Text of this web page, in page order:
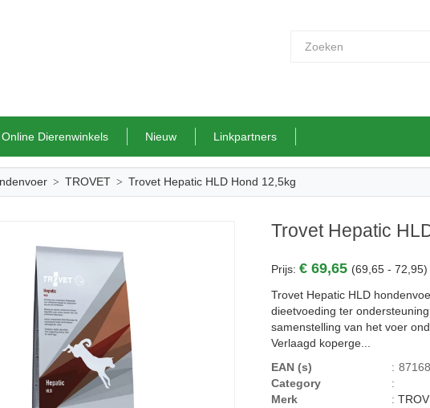
Online Dierenwinkels Nieuw Linkpartners
TROVET Trovet Hepatic HLD Hond 12,5kg
Trovet Hepatic
Prijs:€ 69,65 (69,65 - 72,95)
Trovet Hepatic HLD
dieetvoeding ter
samenstelling van het voer
Verlaagd koperge...
EAN (s)
:
Category
:
Merk
: